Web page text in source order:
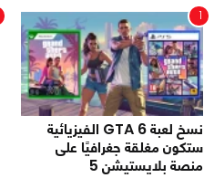
1
نسخ لعبة GTA 6 الفيزيائية
ستكون مغلقة جغرافيًا على
منصة بلايستيشن 5